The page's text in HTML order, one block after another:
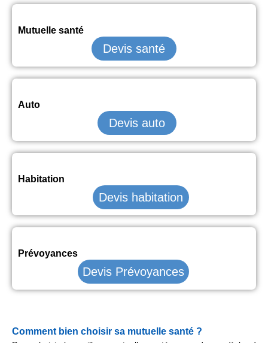
Mutuelle santé
Devis santé
Auto
Devis auto
Habitation
Devis habitation
Prévoyances
Devis Prévoyances
Comment bien choisir sa mutuelle santé ?